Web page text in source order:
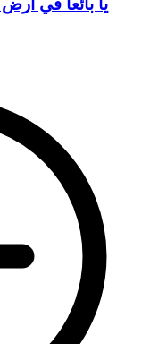
يا بائعا في أرض